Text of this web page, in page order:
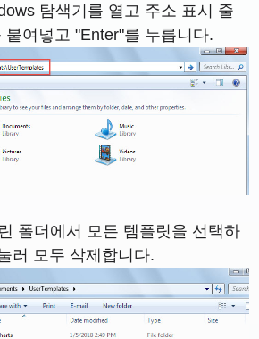
탐색기를 열고 주소 표시 줄
붙여넣고 "Enter"를 누릅니다.
폴더에서 모든 템플릿을 선택하
러 모두 삭제합니다.